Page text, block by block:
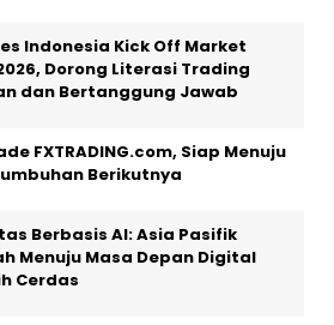
Indonesia Kick Off Market
Dorong Literasi Trading
dan Bertanggung Jawab
FXTRADING.com, Siap Menuju
Berikutnya
Berbasis AI: Asia Pasifik
Menuju Masa Depan Digital
Cerdas